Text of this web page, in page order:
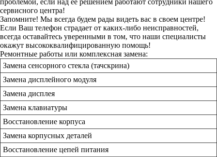
проблемой, если над ее решением работают сотрудники нашего
сервисного центра!
Запомните! Мы всегда будем рады видеть вас в своем центре!
Если Ваш телефон страдает от каких-либо неисправностей,
всегда оставайтесь уверенными в том, что наши специалисты
окажут высококвалифицированную помощь!
Ремонтные работы или комплексная замена:
Замена сенсорного стекла (тачскрина)
Замена дисплейного модуля
Замена дисплея
Замена клавиатуры
Восстановление корпуса
Замена корпусных деталей
Восстановление цепей питания